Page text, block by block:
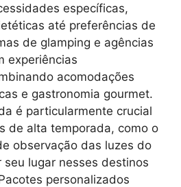
específicas,
até preferências de
de glamping e agências
experiências
acomodações
e gastronomia gourmet.
é particularmente crucial
de alta temporada, como o
observação das luzes do
lugar nesses destinos
personalizados